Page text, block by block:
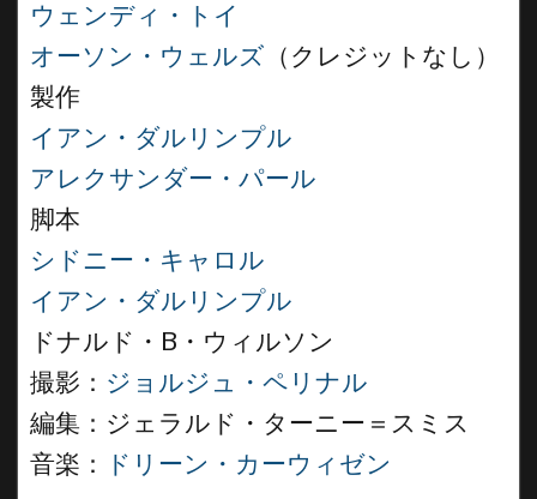
ウェンディ・トイ
オーソン・ウェルズ （クレジットなし）
製作
イアン・ダルリンプル
アレクサンダー・パール
脚本
シドニー・キャロル
イアン・ダルリンプル
ドナルド・B・ウィルソン
撮影： ジョルジュ・ペリナル
編集：ジェラルド・ターニー＝スミス
音楽：
ドリーン・カーウィゼン